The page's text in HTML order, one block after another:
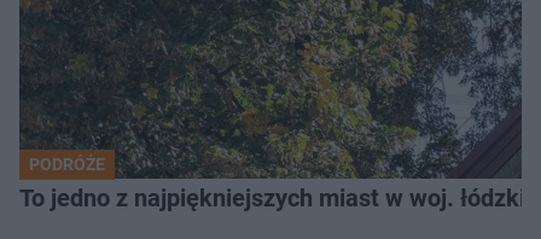
PODRÓŻE
To jedno z najpiękniejszych miast w woj.